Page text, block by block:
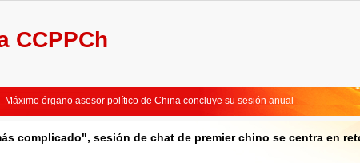
CCPPCh
Máximo órgano asesor político de China concluye su sesión anual
Máximo órgamo asesor político de China concluirá sesión anual
Líderes chinos se integran a deliberaciones de legisladores
China pondrá mayor énfasis en el cumplimiento de la ley
complicado", sesión de chat de premier chino se centra en